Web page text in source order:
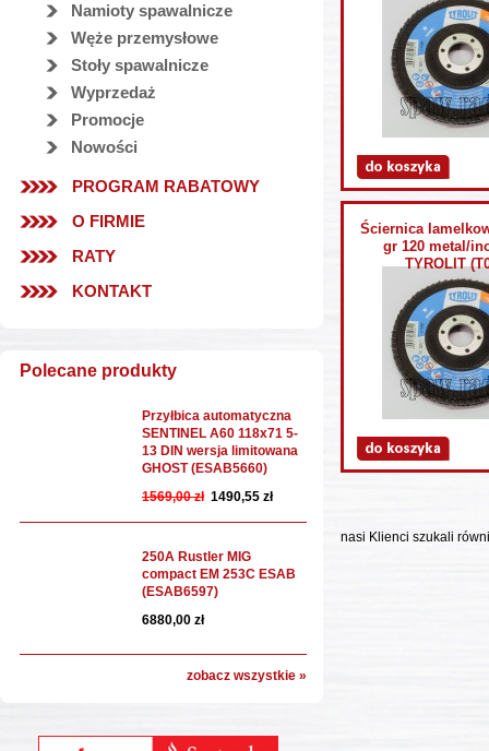
Namioty spawalnicze
Węże przemysłowe
Stoły spawalnicze
Wyprzedaż
Promocje
Nowości
PROGRAM RABATOWY
O FIRMIE
RATY
KONTAKT
Polecane produkty
Przyłbica automatyczna
SENTINEL A60 118x71 5-
13 DIN wersja limitowana
GHOST (ESAB5660)
1569,00 zł 1490,55 zł
250A Rustler MIG
compact EM 253C ESAB
(ESAB6597)
6880,00 zł
zobacz wszystkie »
Ściernica
gr 120 metal/
TYROLIT
nasi Klienci szukali